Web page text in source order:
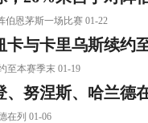
伯恩茅斯一场比赛 01-22
与卡里乌斯续约
至本赛季末 01-19
努涅斯、哈兰德
在列 01-06